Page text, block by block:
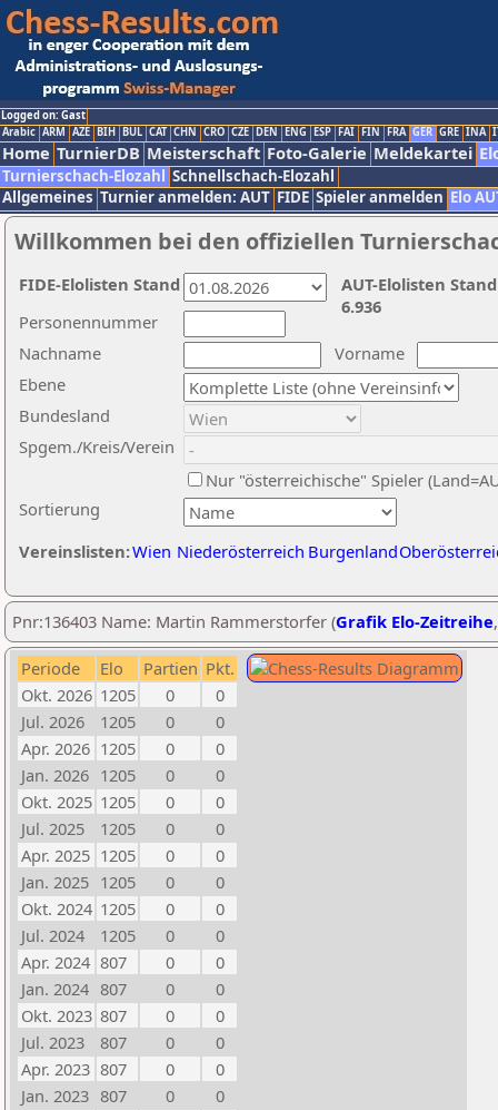
Logged on: Gast
Arabic ARM AZE BIH BUL CAT CHN CRO CZE DEN ENG ESP FAI FIN FRA GER GRE INA
Home TurnierDB Meisterschaft Foto-Galerie Meldekartei
Turnierschach-Elozahl Schnellschach-Elozahl
Allgemeines Turnier anmelden: AUT FIDE Spieler anmelden Elo
Willkommen bei den offiziellen
Nachname
Vorname
Ebene
Sortierung
Personennummer
Bundesland
Spgem./Kreis/Verein
Nur "österreichische" Spieler
Vereinslisten:Wien Niederösterreich Burgenland
AUT-Elolisten
6.936
FIDE-Elolisten Stand
Pnr:136403 Name: Martin Rammerstorfer (Grafik Elo-Zeitreihe
Periode Elo Partien Pkt.
Okt. 2026 1205 0
0
Jul. 2026
1205 0
0
Apr. 2026 1205 0
0
Jan. 2026 1205 0
0
Okt. 2025 1205 0
0
Jul. 2025
1205 0
0
Apr. 2025 1205 0
0
Jan. 2025 1205 0
0
Okt. 2024 1205 0
0
Jul. 2024
1205 0
0
Apr. 2024 807 0
0
Jan. 2024 807 0
0
Okt. 2023 807 0
0
Jul. 2023
807 0
0
Apr. 2023 807 0
0
Jan. 2023 807 0
0